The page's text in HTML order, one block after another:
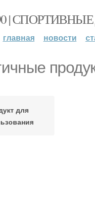
|
главная новости
для